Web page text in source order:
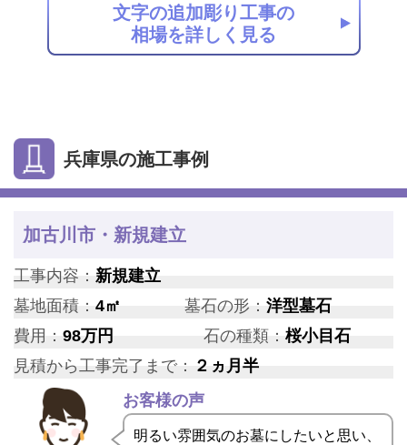
文字の追加彫り工事の
相場を詳しく見る
兵庫県の施工事例
加古川市・新規建立
工事内容： 新規建立
墓地面積： 4㎡ 墓石の形：洋型墓石
費用： 98万円 石の種類：桜小目石
見積から工事完了まで： ２ヵ月半
お客様の声
明るい雰囲気のお墓にしたいと思い、